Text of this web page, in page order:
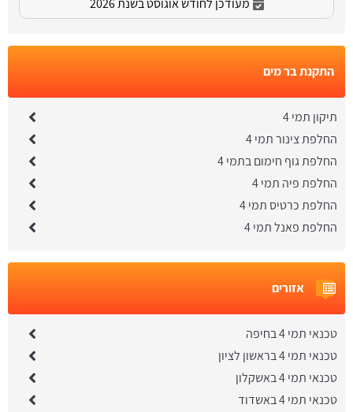
מעודכן לחודש אוגוסט בשנת 2026
התקנת בר מים
תיקון תמי 4
החלפת צינור תמי 4
החלפת גוף חימום בתמי 4
החלפת פיה תמי 4
החלפת כרטיס תמי 4
החלפת פאנל תמי 4
אזורים
טכנאי תמי 4 בחיפה
טכנאי תמי 4 בראשון לציון
טכנאי תמי 4 באשקלון
טכנאי תמי 4 באשדוד